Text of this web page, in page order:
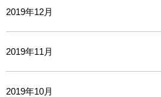
2019年12月
2019年11月
2019年10月